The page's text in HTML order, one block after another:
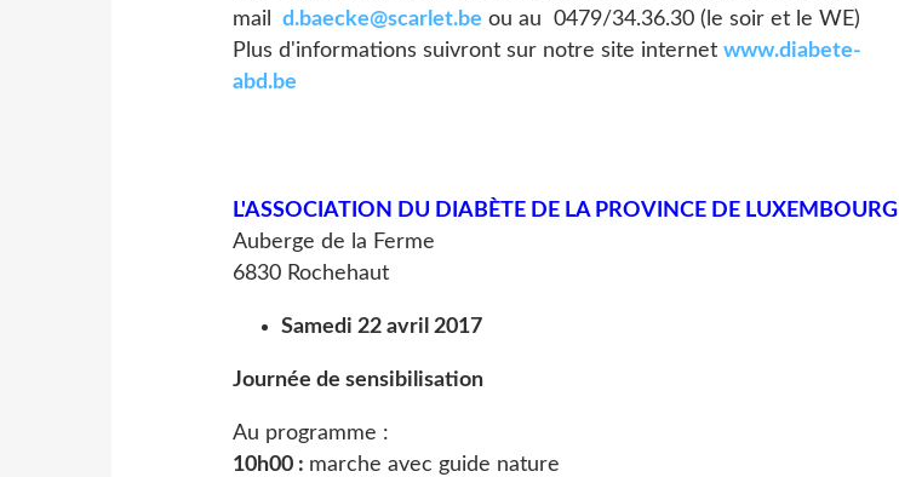
mail
d.baecke@scarlet.be ou au 0479/34.36.30 (le soir et le WE)
Plus d'informations suivront sur notre site internet www.diabete-
abd.be
L'ASSOCIATION DU DIABÈTE DE LA PROVINCE DE LUXEMBOURG
Auberge de la Ferme
6830 Rochehaut
Samedi 22 avril 2017
Journée de sensibilisation
Au programme :
10h00 : marche avec guide nature